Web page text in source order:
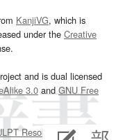
KanjiVG, which is
under the Creative
and is dual licensed
3.0and GNU Free
Resourcespage.